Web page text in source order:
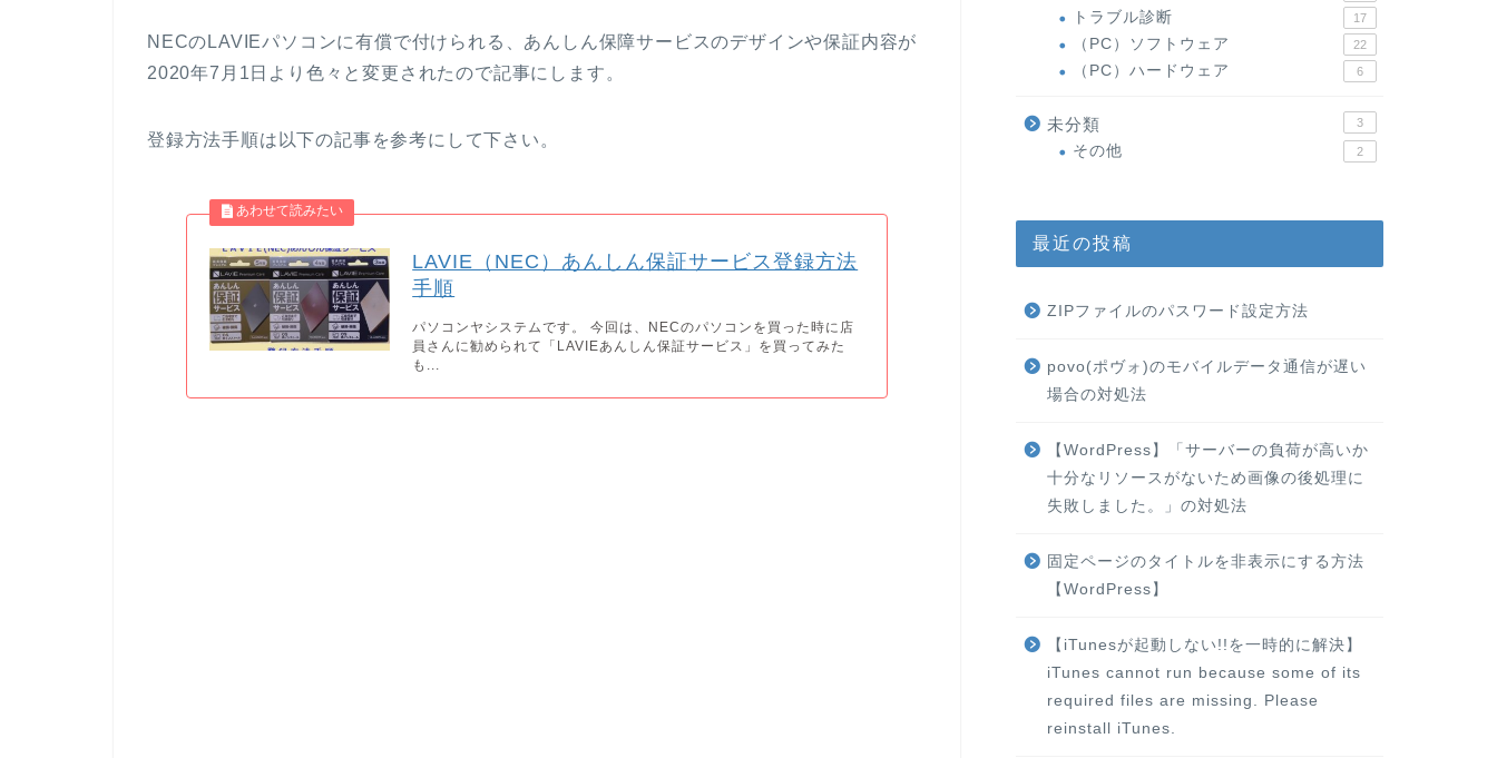
NECのLAVIEパソコンに有償で付けられる、あんしん保障サービスのデザインや保証内容が
2020年7月1日より色々と変更されたので記事にします。
登録方法手順は以下の記事を参考にして下さい。
LAVIE（NEC）あんしん保証サービス登録方法
手順
パソコンヤシステムです。 今回は、NECのパソコンを買った時に店
員さんに勧められて「LAVIEあんしん保証サービス」を買ってみた
も...
トラブル診断 17
（PC）ソフトウェア 22
（PC）ハードウェア 6
未分類 3
その他 2
最近の投稿
ZIPファイルのパスワード設定方法
povo(ポヴォ)のモバイルデータ通信が遅い
場合の対処法
【WordPress】「サーバーの負荷が高いか
十分なリソースがないため画像の後処理に
失敗しました。」の対処法
固定ページのタイトルを非表示にする方法
【WordPress】
【iTunesが起動しない!!を一時的に解決】
iTunes cannot run because some of its
required files are missing. Please
reinstall iTunes.